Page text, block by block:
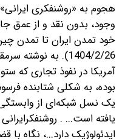
هجوم به «روشنفکری
وجود، بدون نقد و از عمق
خود تمدن ایران تا تمدن
1404/2/26). به
آمریکا در نفوذ تجاری که
بوده، به شکلی شتابنده
یک نسل شبکه‌ای از
یافته است... .
ایدئولوژیک دارد...، نگاه